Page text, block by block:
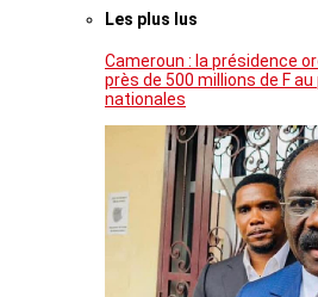
Les plus lus
Cameroun : la présidence
près de 500 millions de F
nationales